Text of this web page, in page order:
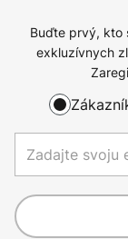
Buďte prvý, kto
exkluzívnych